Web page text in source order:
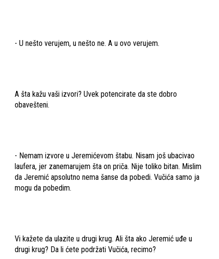
- U nešto verujem, u nešto ne. A u ovo verujem.
A šta kažu vaši izvori? Uvek potencirate da ste dobro
obavešteni.
- Nemam izvore u Jeremićevom štabu. Nisam još ubacivao
laufera, jer zanemarujem šta on priča. Nije toliko bitan. Mislim
da Jeremić apsolutno nema šanse da pobedi. Vučića samo ja
mogu da pobedim.
Vi kažete da ulazite u drugi krug. Ali šta ako Jeremić uđe u
drugi krug? Da li ćete podržati Vučića, recimo?